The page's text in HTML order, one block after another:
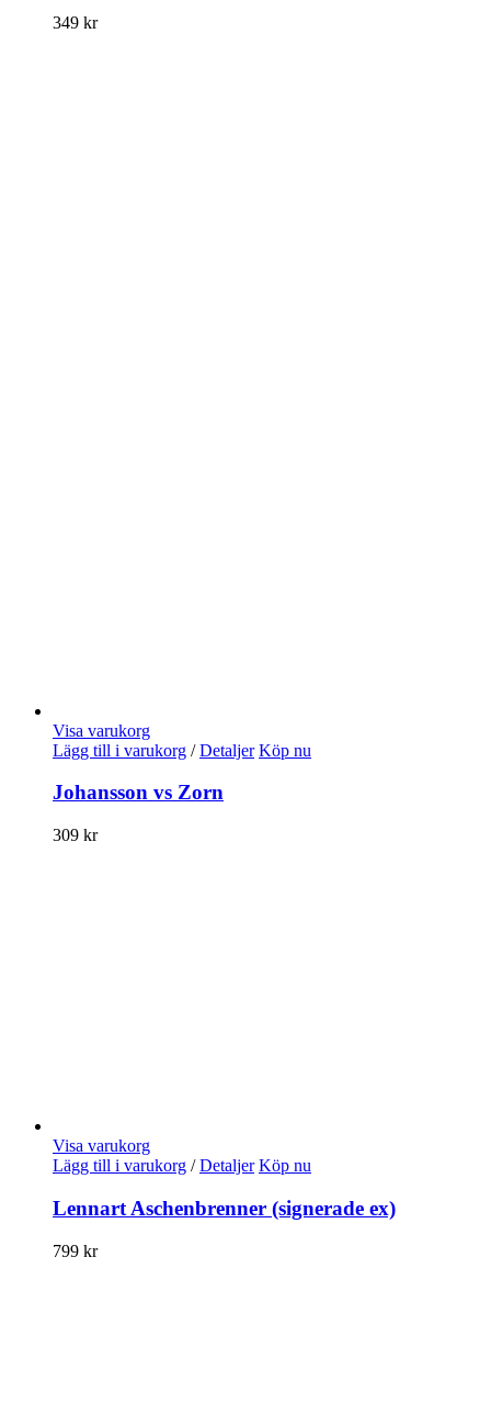
349 kr
Visa varukorg
Lägg till i varukorg / Detaljer Köp nu
Johansson vs Zorn
309 kr
Visa varukorg
Lägg till i varukorg / Detaljer Köp nu
Lennart Aschenbrenner (signerade ex)
799 kr